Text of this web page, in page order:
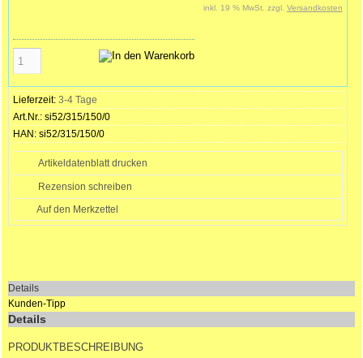
inkl. 19 % MwSt. zzgl. Versandkosten
Lieferzeit: 3-4 Tage
Art.Nr.: si52/315/150/0
HAN: si52/315/150/0
Artikeldatenblatt drucken
Rezension schreiben
Details
Kunden-Tipp
Details
PRODUKTBESCHREIBUNG